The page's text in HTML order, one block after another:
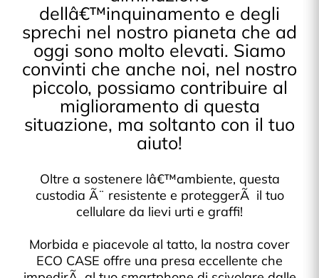
dellâ€™inquinamento e degli
sprechi nel nostro pianeta che ad
oggi sono molto elevati. Siamo
convinti che anche noi, nel nostro
piccolo, possiamo contribuire al
miglioramento di questa
situazione, ma soltanto con il tuo
aiuto!
Oltre a sostenere lâ€™ambiente, questa
custodia Ã¨ resistente e proteggerÃ il tuo
cellulare da lievi urti e graffi!
Morbida e piacevole al tatto, la nostra cover
ECO CASE offre una presa eccellente che